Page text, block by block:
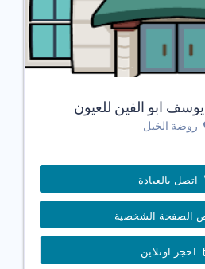
ابو الفين للعيون
روضة الخيل
اتصل بالعيادة
الصفحة الشخصية
احجز اونلاين